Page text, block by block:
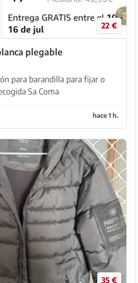
22 €
plegable
para barandilla para fijar o
en blanco Recogida Sa Coma
hace 1 h.
35 €